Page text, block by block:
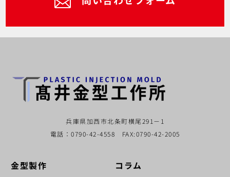
兵庫県加西市北条町横尾291－1
電話：0790-42-4558 FAX:0790-42-2005
金型製作
コラム